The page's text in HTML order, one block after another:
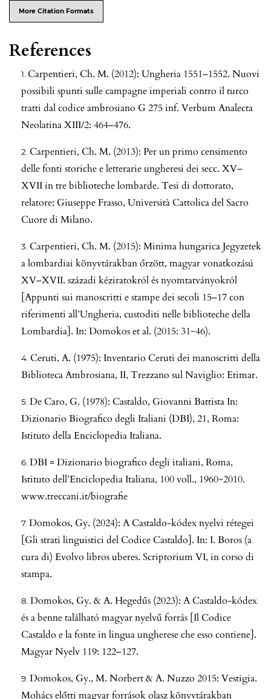
More Citation Formats
References
Carpentieri, Ch. M. (2012): Ungheria 1551–1552. Nuovi
possibili spunti sulle campagne imperiali contro il turco
tratti dal codice ambrosiano G 275 inf. Verbum Analecta
Neolatina XIII/2: 464–476.
Carpentieri, Ch. M. (2013): Per un primo censimento
delle fonti storiche e letterarie ungheresi dei secc. XV–
XVII in tre biblioteche lombarde. Tesi di dottorato,
relatore: Giuseppe Frasso, Università Cattolica del Sacro
Cuore di Milano.
Carpentieri, Ch. M. (2015): Minima hungarica Jegyzetek
a lombardiai könyvtárakban őrzött, magyar vonatkozású
XV–XVII. századi kéziratokról és nyomtatványokról
[Appunti sui manoscritti e stampe dei secoli 15–17 con
riferimenti all’Ungheria, custoditi nelle biblioteche della
Lombardia]. In: Domokos et al. (2015: 31−46).
Ceruti, A. (1975): Inventario Ceruti dei manoscritti della
Biblioteca Ambrosiana, II, Trezzano sul Naviglio: Etimar.
De Caro, G. (1978): Castaldo, Giovanni Battista In:
Dizionario Biografico degli Italiani (DBI), 21, Roma:
Istituto della Enciclopedia Italiana.
DBI = Dizionario biografico degli italiani, Roma,
Istituto dell’Enciclopedia Italiana, 100 voll., 1960−2010.
www.treccani.it/biografie
Domokos, Gy. (2024): A Castaldo-kódex nyelvi rétegei
[Gli strati linguistici del Codice Castaldo]. In: I. Boros (a
cura di) Evolvo libros uberes. Scriptorium VI, in corso di
stampa.
Domokos, Gy. & A. Hegedűs (2023): A Castaldo-kódex
és a benne található magyar nyelvű forrás [Il Codice
Castaldo e la fonte in lingua ungherese che esso contiene].
Magyar Nyelv 119: 122–127.
Domokos, Gy., M. Norbert & A. Nuzzo 2015: Vestigia.
Mohács előtti magyar források olasz könyvtárakban